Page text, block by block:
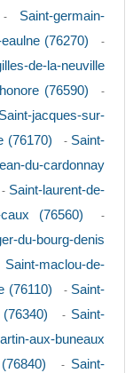
Saint-germain-
(76270) -
de-la-neuville
(76590) -
Saint-jacques-sur-
(76170) - Saint-
du-cardonnay
- Saint-laurent-de-
caux (76560) -
du-bourg-denis
Saint-maclou-de-
(76110) - Saint-
- Saint-
aux-buneaux
- Saint-